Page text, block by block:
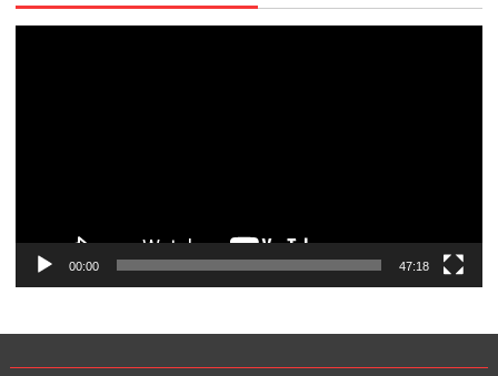
00:00 47:18